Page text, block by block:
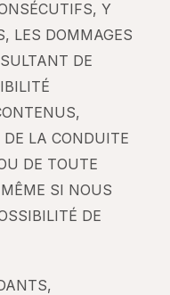
Y
LES DOMMAGES
DE
LA CONDUITE
DE TOUTE
SI NOUS
DE